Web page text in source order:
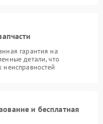
гарантия на
детали, что
и бесплатная